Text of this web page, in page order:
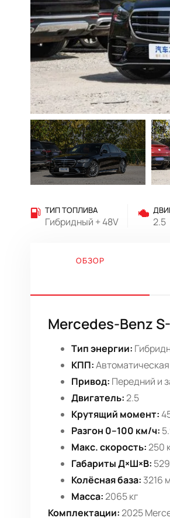
ТИП ТОПЛИВА
Гибридный + 48V 2.5
ОБЗОР
Mercedes-Benz
Тип энергии:
КПП:
Привод: Передний и
Двигатель:2.5
Крутящий момент:
Разгон 0–100 км/ч:
Макс. скорость:250
Габариты Д×Ш×В:
Колёсная база: 3216
Масса:2065 кг
Комплектации:2025